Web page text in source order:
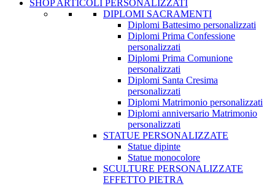
SHOP ARTICOLI PERSONALIZZATI
DIPLOMI SACRAMENTI
Diplomi Battesimo personalizzati
Diplomi Prima Confessione
personalizzati
Diplomi Prima Comunione
personalizzati
Diplomi Santa Cresima
personalizzati
Diplomi Matrimonio personalizzati
Diplomi anniversario Matrimonio
personalizzati
STATUE PERSONALIZZATE
Statue dipinte
Statue monocolore
SCULTURE PERSONALIZZATE
EFFETTO PIETRA